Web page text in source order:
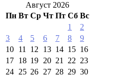
Август 2026
Пн Вт Ср Чт Пт Сб Вс
1
2
3
4 5 6 7 8
9
10 11 12 13 14 15 16
17 18 19 20 21 22 23
24 25 26 27 28 29 30